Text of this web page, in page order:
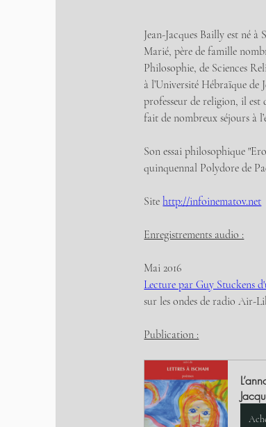
Jean-Jacques Bailly est né
Marié, père de famille
Philosophie, de Sciences
à l’Université Hébraïque
professeur de religion, il est
fait de nombreux séjours à
Son essai philosophique
quinquennal Polydore de
Site http://infoinematov.net
Enregistrements audio :
Mai 2016
Lecture par Guy Stuckens
sur les ondes de radio Air-
Publication :